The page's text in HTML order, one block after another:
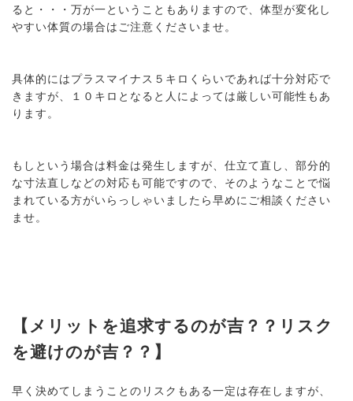
ると・・・万が一ということもありますので、体型が変化し
やすい体質の場合はご注意くださいませ。
具体的にはプラスマイナス５キロくらいであれば十分対応で
きますが、１０キロとなると人によっては厳しい可能性もあ
ります。
もしという場合は料金は発生しますが、仕立て直し、部分的
な寸法直しなどの対応も可能ですので、そのようなことで悩
まれている方がいらっしゃいましたら早めにご相談ください
ませ。
【メリットを追求するのが吉？？リスク
を避けのが吉？？】
早く決めてしまうことのリスクもある一定は存在しますが、